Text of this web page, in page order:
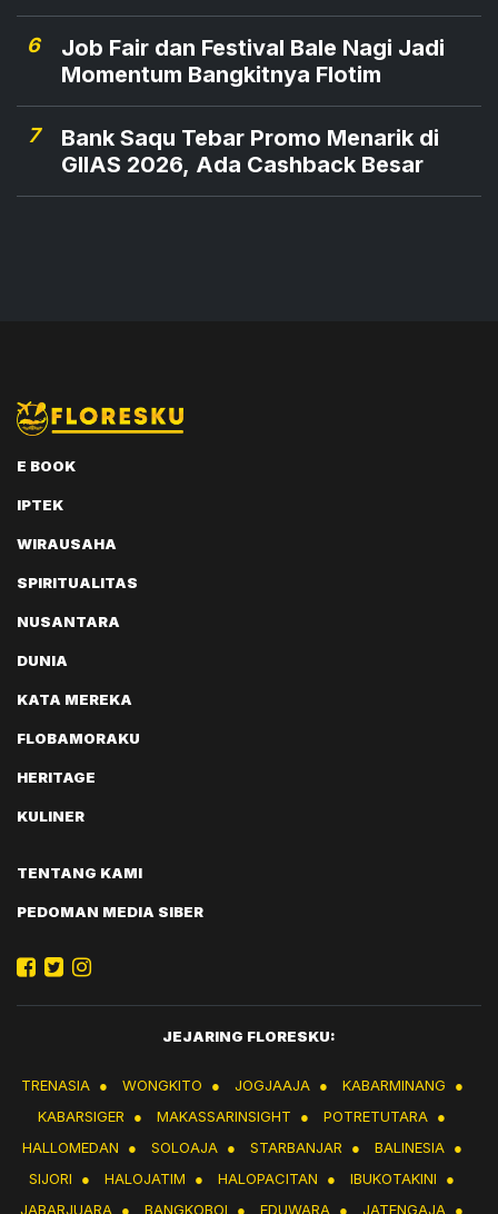
6
Job Fair dan Festival Bale Nagi Jadi
Momentum Bangkitnya Flotim
7
Bank Saqu Tebar Promo Menarik di
GIIAS 2026, Ada Cashback Besar
E BOOK
IPTEK
WIRAUSAHA
SPIRITUALITAS
NUSANTARA
DUNIA
KATA MEREKA
FLOBAMORAKU
HERITAGE
KULINER
TENTANG KAMI
PEDOMAN MEDIA SIBER
JEJARING FLORESKU:
TRENASIA ● WONGKITO ● JOGJAAJA ● KABARMINANG
●
KABARSIGER
● MAKASSARINSIGHT ● POTRETUTARA ●
HALLOMEDAN
● SOLOAJA ● STARBANJAR ● BALINESIA ●
SIJORI
● HALOJATIM ● HALOPACITAN ● IBUKOTAKINI
●
JABARJUARA ● BANGKOBOI ● EDUWARA ● JATENGAJA ●